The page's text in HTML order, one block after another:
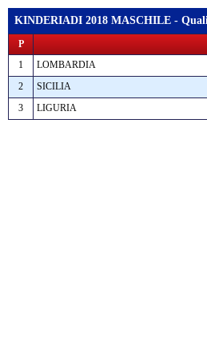
KINDERIADI 2018 MASCHILE -
P
1
LOMBARDIA
2
SICILIA
3
LIGURIA